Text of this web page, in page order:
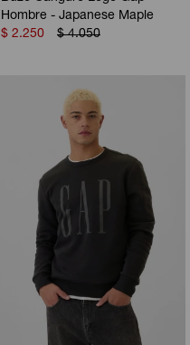
Hombre - Japanese Maple
$ 2.250 $ 4.050